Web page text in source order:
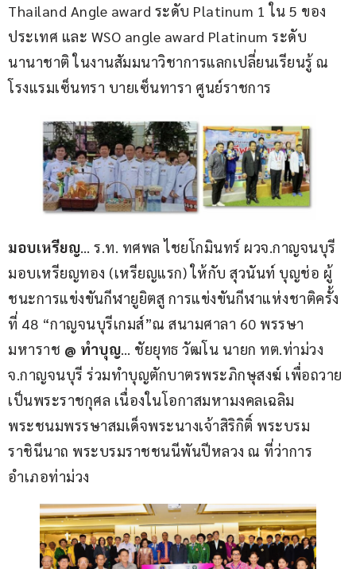
Thailand Angle award ระดับ Platinum 1 ใน 5 ของ
ประเทศ และ WSO angle award Platinum ระดับ
นานาชาติ ในงานสัมมนาวิชาการแลกเปลี่ยนเรียนรู้ ณ
โรงแรมเซ็นทรา บายเซ็นทารา ศูนย์ราชการ
มอบเหรียญ… ร.ท. ทศพล ไชยโกมินทร์ ผวจ.กาญจนบุรี
มอบเหรียญทอง (เหรียญแรก) ให้กับ สุวนันท์ บุญช่อ ผู้
ชนะการแข่งขันกีฬายูยิตสู การแข่งขันกีฬาแห่งชาติครั้ง
ที่ 48 “กาญจนบุรีเกมส์”ณ สนามศาลา 60 พรรษา
มหาราช @ ทำบุญ… ชัยยุทธ วัฒโน นายก ทต.ท่าม่วง
จ.กาญจนบุรี ร่วมทำบุญตักบาตรพระภิกษุสงฆ์ เพื่อถวาย
เป็นพระราชกุศล เนื่องในโอกาสมหามงคลเฉลิม
พระชนมพรรษาสมเด็จพระนางเจ้าสิริกิติ์ พระบรม
ราชินีนาถ พระบรมราชชนนีพันปีหลวง ณ ที่ว่าการ
อำเภอท่าม่วง